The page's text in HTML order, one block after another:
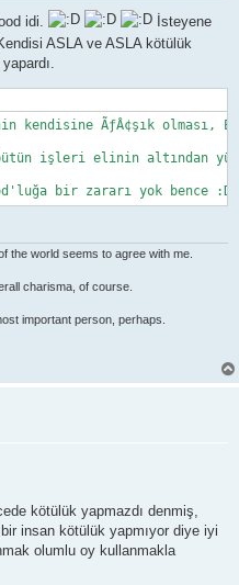
idi.
İsteyene
ASLA ve ASLA kötülük
ÃƒÂ¢şık olması,
bütün işleri elinin altından
the world seems to agree with me.
charisma, of course.
important person, perhaps.
kötülük yapmazdı denmiş,
insan kötülük yapmıyor diye iyi
olumlu oy kullanmakla